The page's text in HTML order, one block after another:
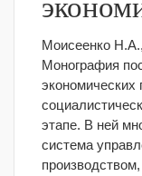
Моисеенко
Монография
экономических
этапе. В ней
система